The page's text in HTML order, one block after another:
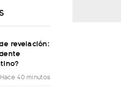
revelación:
Hace 40 minutos